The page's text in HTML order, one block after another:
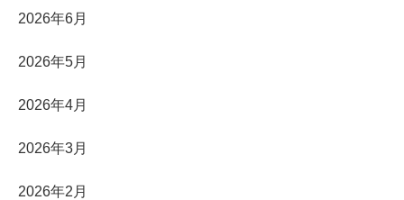
2026年6月
2026年5月
2026年4月
2026年3月
2026年2月